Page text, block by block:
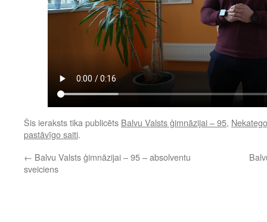
Šis ieraksts tika publicēts Balvu Valsts ģimnāzijai – 95,
pastāvīgo saiti.
← Balvu Valsts ģimnāzijai – 95 – absolventu
sveiciens